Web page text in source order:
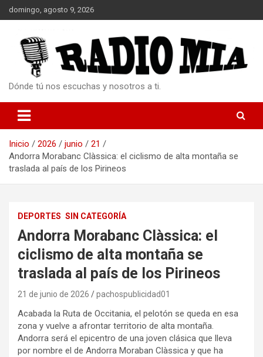
Saltar
al
domingo, agosto 9, 2026
Dónde tú nos escuchas y nosotros a ti.
Inicio 2026 junio
21
Andorra Morabanc Clàssica: el ciclismo de alta montaña se
traslada al país de los Pirineos
DEPORTES SIN CATEGORÍA
Andorra Morabanc Clàssica: el
ciclismo de alta montaña se
traslada al país de los Pirineos
21 de junio de 2026 pachospublicidad01
Acabada la Ruta de Occitania, el pelotón se queda en esa
zona y vuelve a afrontar territorio de alta montaña.
Andorra será el epicentro de una joven clásica que lleva
por nombre el de Andorra Moraban Clàssica y que ha